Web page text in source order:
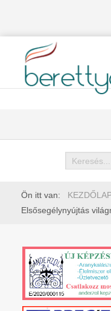
Keresés
Ön itt van:
Elsősegélynyújtás